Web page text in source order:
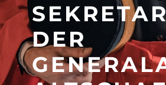
DER